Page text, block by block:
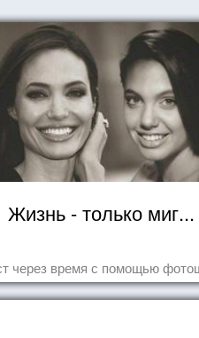
Жизнь - только миг...
через время с помощью